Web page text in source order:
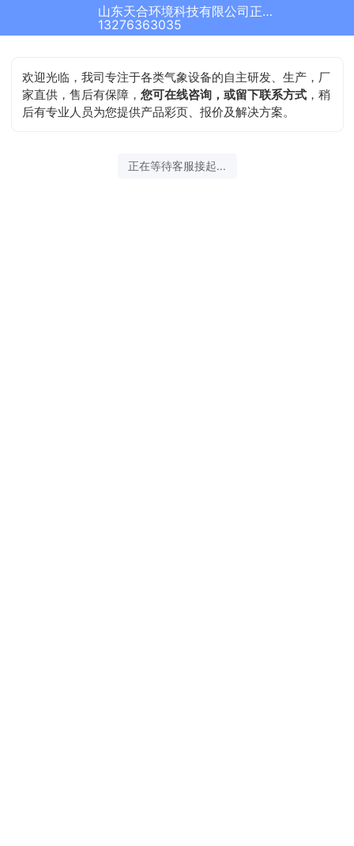
山东天合环境科技有限公司正在为您服务
13276363035
欢迎光临，我司专注于各类气象设备的自主研发、生产，厂
家直供，售后有保障，您可在线咨询，或留下联系方式 ，稍
后有专业人员为您提供产品彩页、报价及解决方案。
正在等待客服接起...